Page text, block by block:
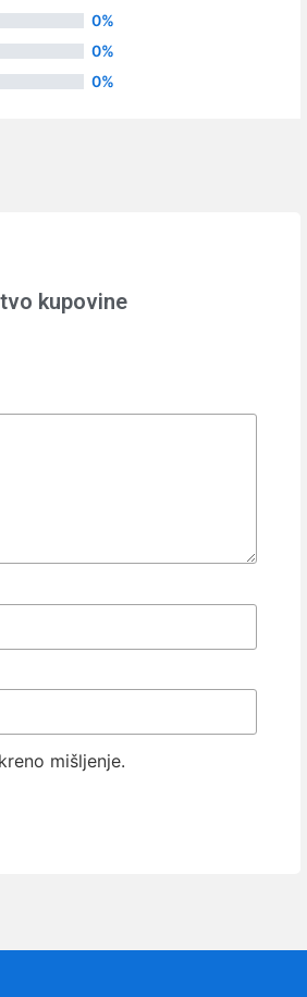
0%
0%
0%
kupovine
mišljenje.